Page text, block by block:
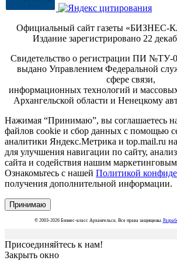
Официальный сайт газеты «БИЗНЕС-
Издание зарегистрировано 22
Свидетельство о регистрации ПИ №ТУ-
выдано Управлением Федеральной
сфере связи,
информационных технологий и
Архангельской области и Ненецкому
Нажимая “Принимаю”, вы соглашаетесь
файлов cookie и сбор данных с помощью
аналитики Яндекс.Метрика и top.mail.ru
для улучшения навигации по сайту,
сайта и содействия нашим
Ознакомьтесь с нашей Политикой
получения дополнительной информации.
Принимаю
© 2003-2026 Бизнес-класс Архангельск. Все права защищены.
Присоединяйтесь к нам!
Закрыть окно